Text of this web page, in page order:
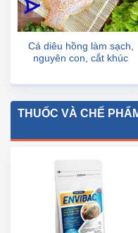
Cá diêu hồng làm sạch,
nguyên con, cắt khúc
THUỐC VÀ CHẾ